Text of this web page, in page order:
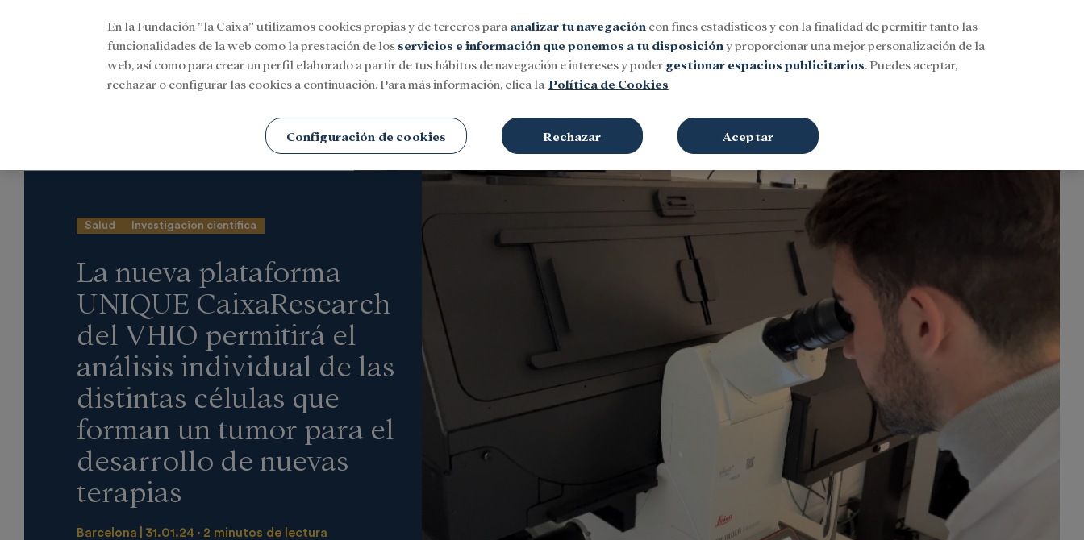
Iniciar sesión Buscar
SocialInvestigación y becasCultura
Investigación y becas
Salud Investigacion cientifica
La nueva plataforma
UNIQUE CaixaResearch
del VHIO permitirá el
análisis individual de las
distintas células que
forman un tumor para el
desarrollo de nuevas
terapias
Barcelona 31.01.24 2 minutos de lectura
En la Fundación ”la Caixa” utilizamos cookies propias y de terceros para analizar tu navegación con fines estadísticos y con la finalidad de permitir tanto las
funcionalidades de la web como la prestación de los servicios e información que ponemos a tu disposición y proporcionar una mejor personalización de la
web, así como para crear un perfil elaborado a partir de tus hábitos de navegación e intereses y poder gestionar espacios publicitarios. Puedes aceptar,
rechazar o configurar las cookies a continuación. Para más información, clica la Política de Cookies
Configuración de cookies Rechazar Aceptar